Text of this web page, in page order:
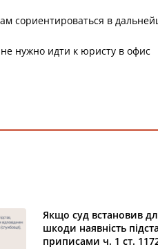
сориентироваться в
нужно идти к юристу в офис
Якщо суд встановив
шкоди наявність
приписами ч. 1 ст.